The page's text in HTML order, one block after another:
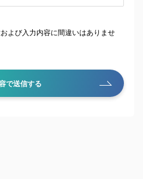
よび入力内容に間違いはありませ
で送信する